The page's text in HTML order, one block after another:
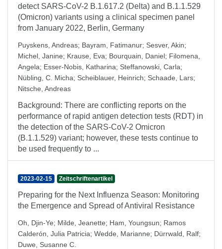
detect SARS-CoV-2 B.1.617.2 (Delta) and B.1.1.529
(Omicron) variants using a clinical specimen panel
from January 2022, Berlin, Germany
Puyskens, Andreas; Bayram, Fatimanur; Sesver, Akin;
Michel, Janine; Krause, Eva; Bourquain, Daniel; Filomena,
Angela; Esser-Nobis, Katharina; Steffanowski, Carla;
Nübling, C. Micha; Scheiblauer, Heinrich; Schaade, Lars;
Nitsche, Andreas
Background: There are conflicting reports on the
performance of rapid antigen detection tests (RDT) in
the detection of the SARS-CoV-2 Omicron
(B.1.1.529) variant; however, these tests continue to
be used frequently to ...
2023-02-15 Zeitschriftenartikel
Preparing for the Next Influenza Season: Monitoring
the Emergence and Spread of Antiviral Resistance
Oh, Djin-Ye; Milde, Jeanette; Ham, Youngsun; Ramos
Calderón, Julia Patricia; Wedde, Marianne; Dürrwald, Ralf;
Duwe, Susanne C.